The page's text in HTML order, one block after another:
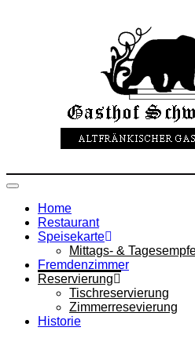
Toggle
navigation
Home
Restaurant
Speisekarte
Mittags- &
Fremdenzimmer
Reservierung
Tischreservierung
Zimmerresevierung
Historie